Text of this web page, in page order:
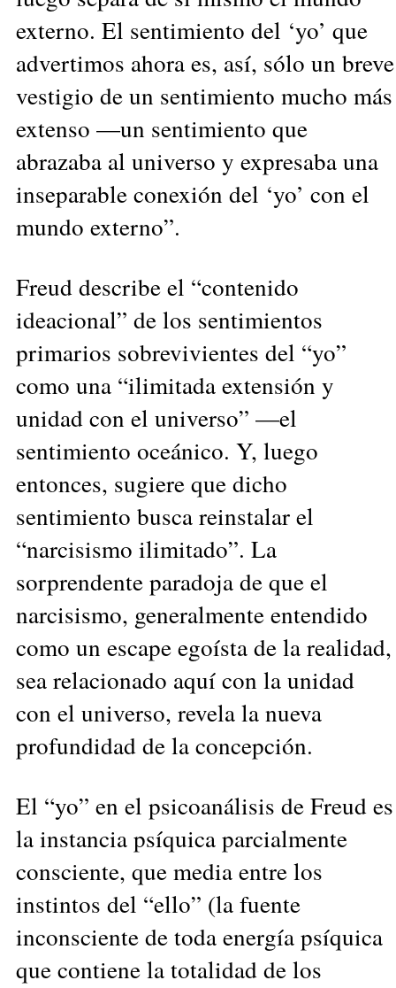
externo. El sentimiento del ‘yo’ que
advertimos ahora es, así, sólo un breve
vestigio de un sentimiento mucho más
extenso —un sentimiento que
abrazaba al universo y expresaba una
inseparable conexión del ‘yo’ con el
mundo externo”.
Freud describe el “contenido
ideacional” de los sentimientos
primarios sobrevivientes del “yo”
como una “ilimitada extensión y
unidad con el universo” —el
sentimiento oceánico. Y, luego
entonces, sugiere que dicho
sentimiento busca reinstalar el
“narcisismo ilimitado”. La
sorprendente paradoja de que el
narcisismo, generalmente entendido
como un escape egoísta de la realidad,
sea relacionado aquí con la unidad
con el universo, revela la nueva
profundidad de la concepción.
El “yo” en el psicoanálisis de Freud es
la instancia psíquica parcialmente
consciente, que media entre los
instintos del “ello” (la fuente
inconsciente de toda energía psíquica
que contiene la totalidad de los